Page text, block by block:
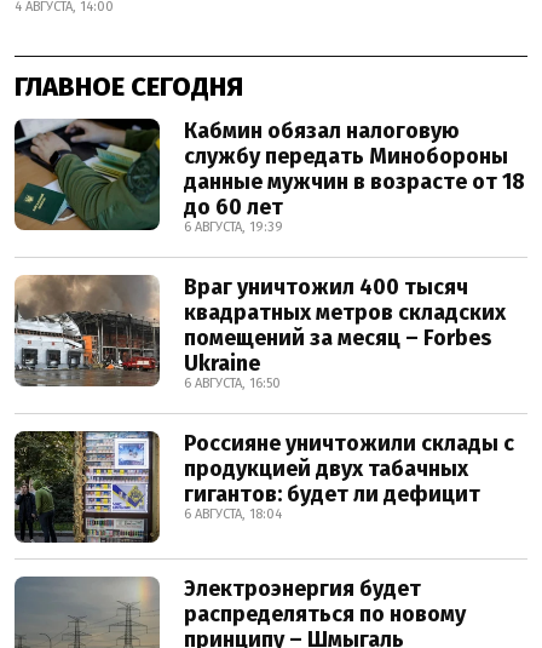
4 АВГУСТА, 14:00
ГЛАВНОЕ СЕГОДНЯ
Кабмин обязал налоговую
службу передать Минобороны
данные мужчин в возрасте от 18
до 60 лет
6 АВГУСТА, 19:39
Враг уничтожил 400 тысяч
квадратных метров складских
помещений за месяц – Forbes
Ukraine
6 АВГУСТА, 16:50
Россияне уничтожили склады с
продукцией двух табачных
гигантов: будет ли дефицит
6 АВГУСТА, 18:04
Электроэнергия будет
распределяться по новому
принципу – Шмыгаль